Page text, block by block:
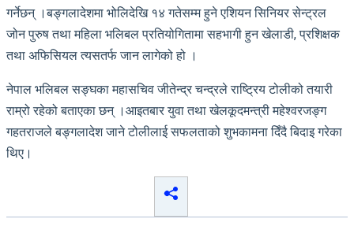
गर्नेछन् ।बङ्गलादेशमा भोलिदेखि १४ गतेसम्म हुने एशियन सिनियर सेन्ट्रल
जोन पुरुष तथा महिला भलिबल प्रतियोगितामा सहभागी हुन खेलाडी, प्रशिक्षक
तथा अफिसियल त्यसतर्फ जान लागेको हो ।
नेपाल भलिबल सङ्घका महासचिव जीतेन्द्र चन्द्रले राष्ट्रिय टोलीको तयारी
राम्रो रहेको बताएका छन् ।आइतबार युवा तथा खेलकूदमन्त्री महेश्वरजङ्ग
गहतराजले बङ्गलादेश जाने टोलीलाई सफलताको शुभकामना दिँदै बिदाइ गरेका
थिए।